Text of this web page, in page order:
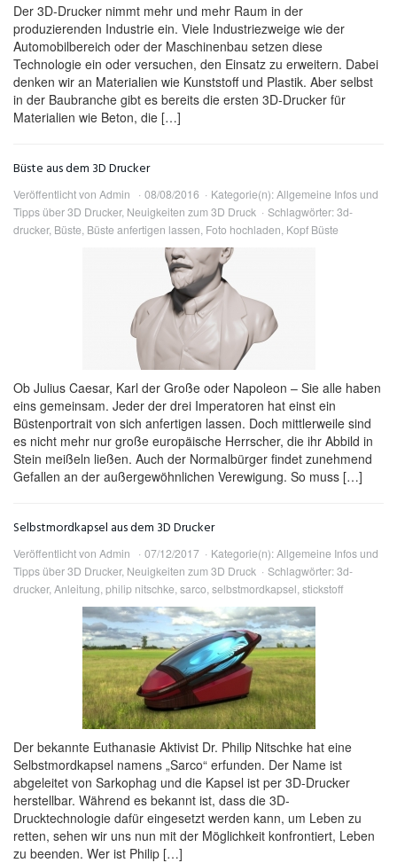
Der 3D-Drucker nimmt mehr und mehr Raum in der
produzierenden Industrie ein. Viele Industriezweige wie der
Automobilbereich oder der Maschinenbau setzen diese
Technologie ein oder versuchen, den Einsatz zu erweitern. Dabei
denken wir an Materialien wie Kunststoff und Plastik. Aber selbst
in der Baubranche gibt es bereits die ersten 3D-Drucker für
Materialien wie Beton, die […]
Büste aus dem 3D Drucker
Veröffentlicht von Admin 08/08/2016 Kategorie(n):Allgemeine Infos und
Tipps über 3D Drucker, Neuigkeiten zum 3D Druck Schlagwörter:3d-
drucker, Büste, Büste anfertigen lassen, Foto hochladen, Kopf Büste
Ob Julius Caesar, Karl der Große oder Napoleon – Sie alle haben
eins gemeinsam. Jeder der drei Imperatoren hat einst ein
Büstenportrait von sich anfertigen lassen. Doch mittlerweile sind
es nicht mehr nur große europäische Herrscher, die ihr Abbild in
Stein meißeln ließen. Auch der Normalbürger findet zunehmend
Gefallen an der außergewöhnlichen Verewigung. So muss […]
Selbstmordkapsel aus dem 3D Drucker
Veröffentlicht von Admin 07/12/2017 Kategorie(n):Allgemeine Infos und
Tipps über 3D Drucker, Neuigkeiten zum 3D Druck Schlagwörter:3d-
drucker, Anleitung, philip nitschke, sarco, selbstmordkapsel, stickstoff
Der bekannte Euthanasie Aktivist Dr. Philip Nitschke hat eine
Selbstmordkapsel namens „Sarco“ erfunden. Der Name ist
abgeleitet von Sarkophag und die Kapsel ist per 3D-Drucker
herstellbar. Während es bekannt ist, dass die 3D-
Drucktechnologie dafür eingesetzt werden kann, um Leben zu
retten, sehen wir uns nun mit der Möglichkeit konfrontiert, Leben
zu beenden. Wer ist Philip […]